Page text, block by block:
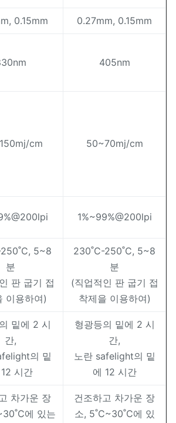
0.15mm 0.27mm, 0.15mm
405nm
cm 50~70mj/cm
1%~99%@200lpi
5~8
분
판 굽기 접
이용하여)
230˚C-250˚C, 5~8
분
(직업적인 판 굽기 접
착제을 이용하여)
밑에 2 시
간,
의 밑
시간
형광등의 밑에 2 시
간,
노란 safelight의 밑
에 12 시간
차가운 장
에 있는
건조하고 차가운 장
소, 5˚C~30˚C에 있